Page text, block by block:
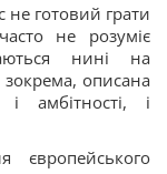
готовий грати
не розуміє
нині на
зокрема, описана
амбітності, і
європейського